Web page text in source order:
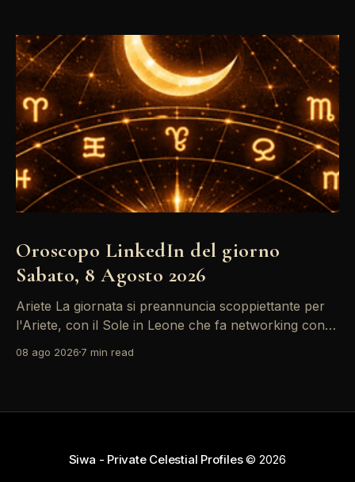
Oroscopo LinkedIn del giorno
Sabato, 8 Agosto 2026
Ariete La giornata si preannuncia scoppiettante per
l'Ariete, con il Sole in Leone che fa networking con la
d'oro per postare un aggiornamento che incapsuli la
08 ago 2026 7 min read
Siwa - Private Celestial Profiles© 2026